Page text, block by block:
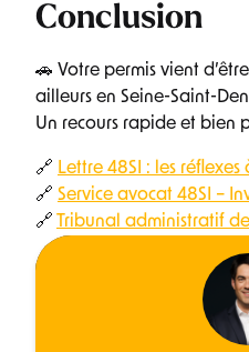
Conclusion
🚗 Votre permis vient
ailleurs en Seine-Saint-
Un recours rapide et bien
🔗 Lettre 48SI : les réflexes
🔗 Service avocat 48SI –
🔗
Tribunal administratif